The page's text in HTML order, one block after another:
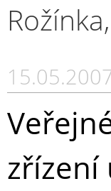
zřízení